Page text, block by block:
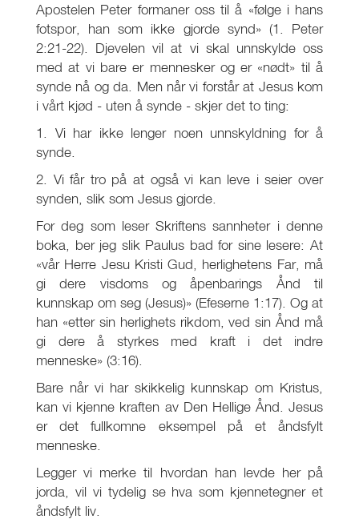
Apostelen Peter formaner oss til å «følge i hans
fotspor, han som ikke gjorde synd» (1. Peter
2:21-22). Djevelen vil at vi skal unnskylde oss
med at vi bare er mennesker og er «nødt» til å
synde nå og da. Men når vi forstår at Jesus kom
i vårt kjød - uten å synde - skjer det to ting:
1. Vi har ikke lenger noen unnskyldning for å
synde.
2. Vi får tro på at også vi kan leve i seier over
synden, slik som Jesus gjorde.
For deg som leser Skriftens sannheter i denne
boka, ber jeg slik Paulus bad for sine lesere: At
«vår Herre Jesu Kristi Gud, herlighetens Far, må
gi dere visdoms og åpenbarings Ånd til
kunnskap om seg (Jesus)» (Efeserne 1:17). Og at
han «etter sin herlighets rikdom, ved sin Ånd må
gi dere å styrkes med kraft i det indre
menneske» (3:16).
Bare når vi har skikkelig kunnskap om Kristus,
kan vi kjenne kraften av Den Hellige Ånd. Jesus
er det fullkomne eksempel på et åndsfylt
menneske.
Legger vi merke til hvordan han levde her på
jorda, vil vi tydelig se hva som kjennetegner et
åndsfylt liv.